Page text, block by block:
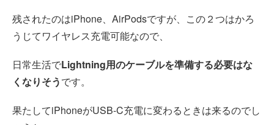
残されたのはiPhone、AirPodsですが、この２つはかろ
うじてワイヤレス充電可能なので、
日常生活でLightning用のケーブルを準備する必要はな
くなりそうです。
果たしてiPhoneがUSB-C充電に変わるときは来るのでし